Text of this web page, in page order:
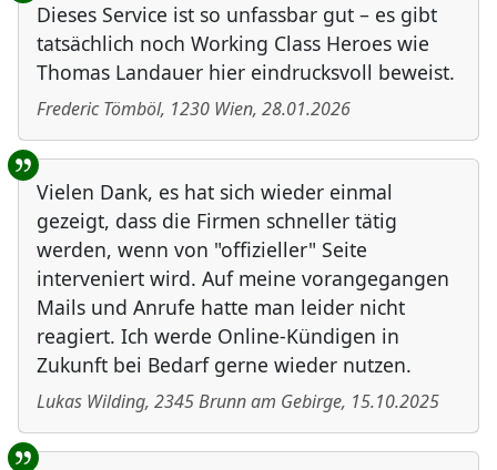
Dieses Service ist so unfassbar gut – es gibt
tatsächlich noch Working Class Heroes wie
Thomas Landauer hier eindrucksvoll beweist.
Frederic Tömböl, 1230 Wien, 28.01.2026
Vielen Dank, es hat sich wieder einmal
gezeigt, dass die Firmen schneller tätig
werden, wenn von "offizieller" Seite
interveniert wird. Auf meine vorangegangen
Mails und Anrufe hatte man leider nicht
reagiert. Ich werde Online-Kündigen in
Zukunft bei Bedarf gerne wieder nutzen.
Lukas Wilding, 2345Brunn am Gebirge, 15.10.2025